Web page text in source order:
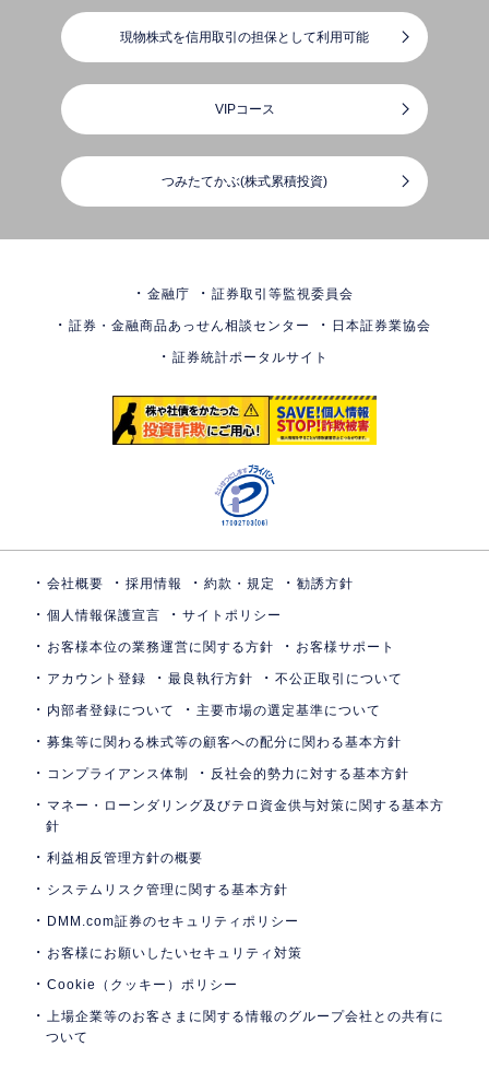
現物株式を信用取引の担保として利用可能
VIPコース
つみたてかぶ(株式累積投資)
金融庁 証券取引等監視委員会
証券・金融商品あっせん相談センター 日本証券業協会
証券統計ポータルサイト
会社概要 採用情報 約款・規定 勧誘方針
個人情報保護宣言 サイトポリシー
お客様本位の業務運営に関する方針 お客様サポート
アカウント登録 最良執行方針 不公正取引について
内部者登録について 主要市場の選定基準について
募集等に関わる株式等の顧客への配分に関わる基本方針
コンプライアンス体制 反社会的勢力に対する基本方針
マネー・ローンダリング及びテロ資金供与対策に関する基本方
針
利益相反管理方針の概要
システムリスク管理に関する基本方針
DMM.com証券のセキュリティポリシー
お客様にお願いしたいセキュリティ対策
Cookie（クッキー）ポリシー
上場企業等のお客さまに関する情報のグループ会社との共有に
ついて